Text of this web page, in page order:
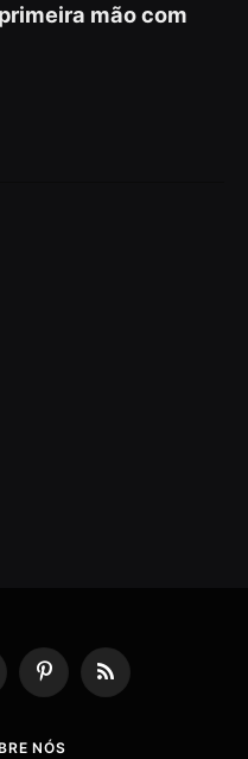
mão com
PinterestRSS
NÓS